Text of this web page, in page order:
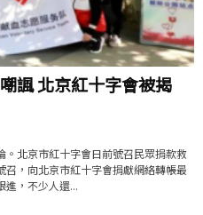
諷 北京紅十字會被揭
北京市紅十字會日前號召民眾捐款救
，向北京市紅十字會捐獻網絡轉帳最
進，不少人還...